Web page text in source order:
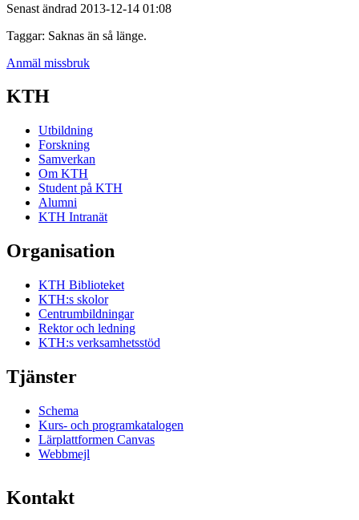
Senast ändrad 2013-12-14 01:08
Taggar: Saknas än så länge.
Anmäl missbruk
KTH
Utbildning
Forskning
Samverkan
Om KTH
Student på KTH
Alumni
KTH Intranät
Organisation
KTH Biblioteket
KTH:s skolor
Centrumbildningar
Rektor och ledning
KTH:s verksamhetsstöd
Tjänster
Schema
Kurs- och programkatalogen
Lärplattformen Canvas
Webbmejl
Kontakt